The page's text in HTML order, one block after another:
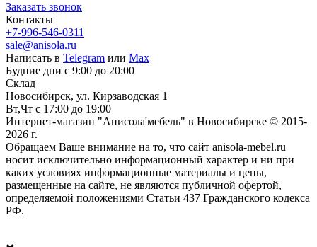
Заказать звонок
Контакты
+7-996-546-0311
sale@anisola.ru
Написать в Telegram или Max
Будние дни с 9:00 до 20:00
Склад
Новосибирск, ул. Кирзаводская 1
Вт,Чт с 17:00 до 19:00
Интернет-магазин "Анисола'мебель" в Новосибирске © 2015-
2026 г.
Обращаем Ваше внимание на то, что сайт anisola-mebel.ru
носит исключительно информационный характер и ни при
каких условиях информационные материалы и цены,
размещенные на сайте, не являются публичной офертой,
определяемой положениями Статьи 437 Гражданского кодекса
РФ.